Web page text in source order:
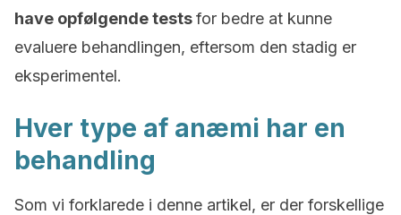
have opfølgende testsfor bedre at kunne
evaluere behandlingen, eftersom den stadig er
eksperimentel.
Hver type af anæmi har en
behandling
Som vi forklarede i denne artikel, er der forskellige